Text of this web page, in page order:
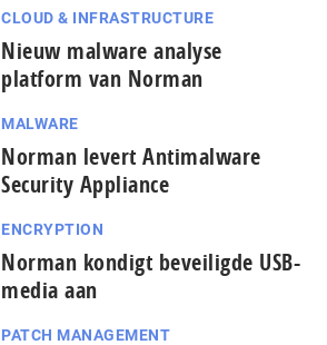
CLOUD & INFRASTRUCTURE
Nieuw malware analyse
platform van Norman
MALWARE
Norman levert Antimalware
Security Appliance
ENCRYPTION
Norman kondigt beveiligde USB-
media aan
PATCH MANAGEMENT